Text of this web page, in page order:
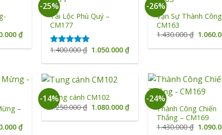
₫Giá
tại
1.050.000 ₫.
-25%
Tài Lộc Phú Quý –
CM177
Được xếp
5 sao
1.400.000₫ Giá
là:
1.050.000₫Giá
tại
1.050.000 ₫.
-26%
Vạn Sự Thành
CM163
1.430.000₫ Giá
là:
–
₫Giá
-14%
+
Tung cánh CM102
1.250.000₫ Giá
là:
1.080.000₫Giá
tại
-24%
+
Thành Công Chiến
Thắng – CM169
1.430.000₫ Giá